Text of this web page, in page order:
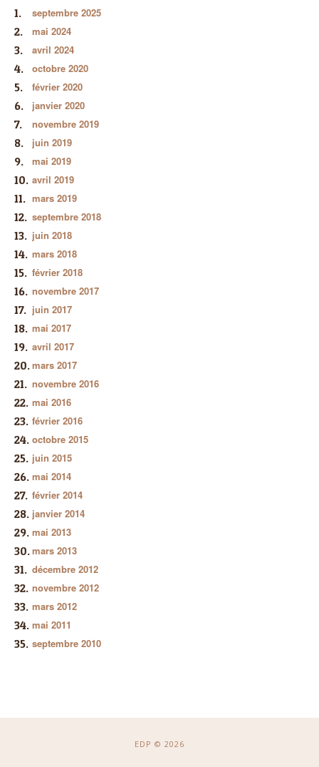
septembre 2025
mai 2024
avril 2024
octobre 2020
février 2020
janvier 2020
novembre 2019
juin 2019
mai 2019
avril 2019
mars 2019
septembre 2018
juin 2018
mars 2018
février 2018
novembre 2017
juin 2017
mai 2017
avril 2017
mars 2017
novembre 2016
mai 2016
février 2016
octobre 2015
juin 2015
mai 2014
février 2014
janvier 2014
mai 2013
mars 2013
décembre 2012
novembre 2012
mars 2012
mai 2011
septembre 2010
EDP © 2026